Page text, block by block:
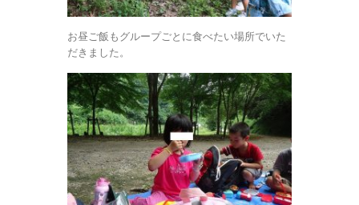
お昼ご飯もグループごとに食べたい場所でいた
だきました。